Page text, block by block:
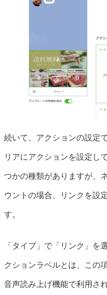
続いて、アクションの設定
リアにアクションを設定し
つかの種類がありますが、
ウントの場合、リンクを設
す。
「タイプ」で「リンク」を
クションラベルとは、この
音声読み上げ機能で利用さ